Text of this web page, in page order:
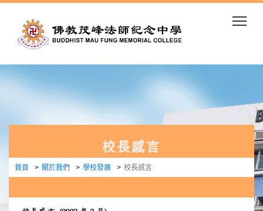
校長感言
首頁 關於我們 學校發展 校長感言